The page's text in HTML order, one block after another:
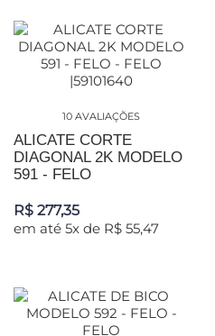
10 AVALIAÇÕES
ALICATE CORTE
DIAGONAL 2K MODELO
591 - FELO
R$ 277,35
em até 5x de R$ 55,47